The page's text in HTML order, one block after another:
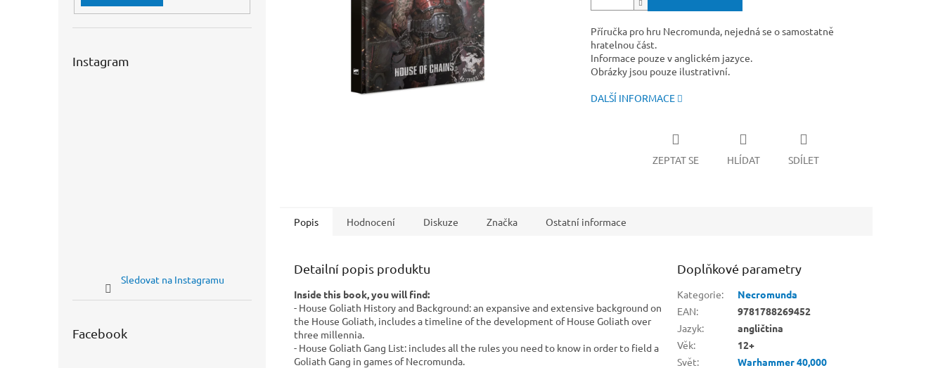
Instagram
Sledovat na Instagramu
Facebook
Příručka pro hru Necromunda, nejedná se o samostatně
hratelnou část.
Informace pouze v anglickém jazyce.
Obrázky jsou pouze ilustrativní.
DALŠÍ INFORMACE
ZEPTAT SE HLÍDAT SDÍLET
Popis Hodnocení Diskuze Značka Ostatní informace
Detailní popis produktu
Inside this book, you will find:
- House Goliath History and Background: an expansive and extensive background on
the House Goliath, includes a timeline of the development of House Goliath over
three millennia.
- House Goliath Gang List: includes all the rules you need to know in order to field a
Goliath Gang in games of Necromunda.
Doplňkové parametry
Kategorie:
Necromunda
EAN:
9781788269452
Jazyk:
angličtina
Věk:
12+
Svět: Warhammer 40,000